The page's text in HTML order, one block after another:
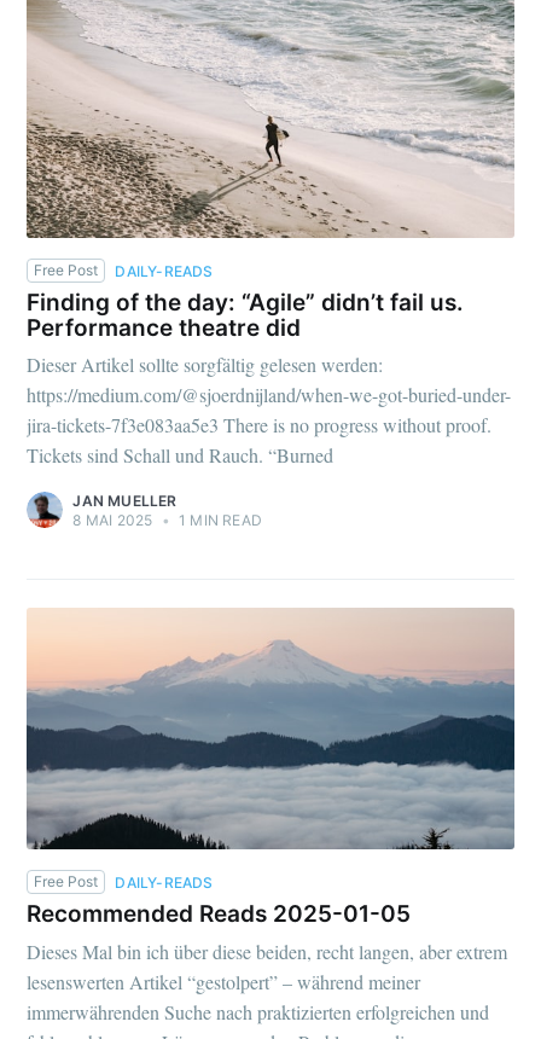
Free Post DAILY-READS
Finding of the day: “Agile” didn’t fail us.
Performance theatre did
Dieser Artikel sollte sorgfältig gelesen werden:
https://medium.com/@sjoerdnijland/when-we-got-buried-under-
jira-tickets-7f3e083aa5e3 There is no progress without proof.
Tickets sind Schall und Rauch. “Burned
JAN MUELLER
8 MAI 2025 • 1 MIN READ
Free Post DAILY-READS
Recommended Reads 2025-01-05
Dieses Mal bin ich über diese beiden, recht langen, aber extrem
lesenswerten Artikel “gestolpert” – während meiner
immerwährenden Suche nach praktizierten erfolgreichen und